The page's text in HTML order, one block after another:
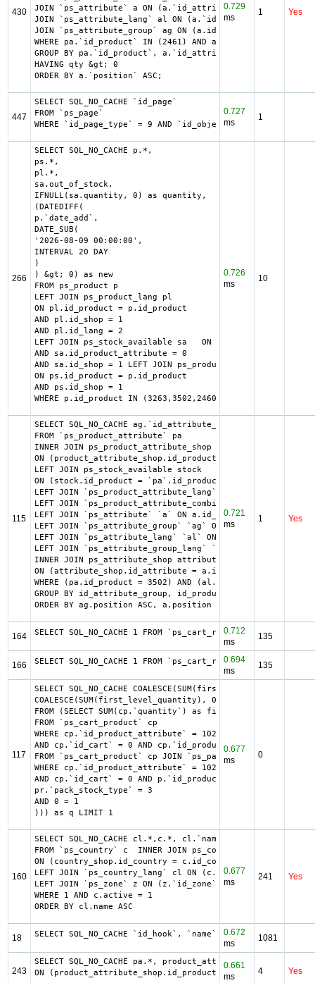
430
JOIN `ps_attribute` a ON (a.`id_attribute` =
JOIN `ps_attribute_lang` al ON (a.`id_attribute` =
JOIN `ps_attribute_group` ag ON (a.id_attribute_group =
WHERE pa.`id_product` IN (2461) AND ag.`is_color_group`
GROUP BY pa.`id_product`, a.`id_attribute`, `group_by`
HAVING qty &gt; 0
ORDER BY a.`position` ASC;
0.729
ms
1 Yes
447
SELECT SQL_NO_CACHE `id_page`
FROM `ps_page`
WHERE `id_page_type` = 9 AND `id_object` = 3502 LIMIT 1
0.727
ms
1
266
SELECT SQL_NO_CACHE p.*,
ps.*,
pl.*,
sa.out_of_stock,
IFNULL(sa.quantity, 0) as quantity,
(DATEDIFF(
p.`date_add`,
DATE_SUB(
'2026-08-09 00:00:00',
INTERVAL 20 DAY
)
) &gt; 0) as new
FROM ps_product p
LEFT JOIN ps_product_lang pl
ON pl.id_product = p.id_product
AND pl.id_shop = 1
AND pl.id_lang = 2
LEFT JOIN ps_stock_available sa   ON sa.id_product =
AND sa.id_product_attribute = 0
AND sa.id_shop = 1 LEFT JOIN ps_product_shop ps
ON ps.id_product = p.id_product
AND ps.id_shop = 1
WHERE p.id_product IN
0.726
ms
10
115
SELECT SQL_NO_CACHE ag.`id_attribute_group`,
FROM `ps_product_attribute` pa
INNER JOIN ps_product_attribute_shop
ON (product_attribute_shop.id_product_attribute =
LEFT JOIN ps_stock_available stock
ON (stock.id_product = `pa`.id_product AND
LEFT JOIN `ps_product_attribute_lang` `pal` ON
LEFT JOIN `ps_product_attribute_combination` `pac` ON
LEFT JOIN `ps_attribute` `a` ON a.id_attribute =
LEFT JOIN `ps_attribute_group` `ag` ON
LEFT JOIN `ps_attribute_lang` `al` ON a.id_attribute =
LEFT JOIN `ps_attribute_group_lang` `agl` ON
INNER JOIN ps_attribute_shop attribute_shop
ON (attribute_shop.id_attribute = a.id_attribute AND
WHERE (pa.id_product = 3502) AND (al.id_lang = 2)
GROUP BY id_attribute_group, id_product_attribute
ORDER BY ag.position ASC, a.position ASC, agl.name ASC
0.721
ms
1 Yes
164 SELECT SQL_NO_CACHE 1 FROM `ps_cart_rule`
0.712
ms
135
166 SELECT SQL_NO_CACHE 1 FROM `ps_cart_rule`
0.694
ms
135
117
SELECT SQL_NO_CACHE
COALESCE(SUM(first_level_quantity), 0) as quantity
FROM (SELECT SUM(cp.`quantity`) as
FROM `ps_cart_product` cp
WHERE cp.`id_product_attribute` = 10284
AND cp.`id_cart` = 0 AND cp.`id_product` = 3502
FROM `ps_cart_product` cp JOIN `ps_pack` p ON
WHERE cp.`id_product_attribute` = 10284
AND cp.`id_cart` = 0 AND p.`id_product_item` = 3502
pr.`pack_stock_type` = 3
AND 0 = 1
))) as q LIMIT 1
0.677
ms
0
160
SELECT SQL_NO_CACHE cl.*,c.*, cl.`name` country,
FROM `ps_country` c  INNER JOIN ps_country_shop
ON (country_shop.id_country = c.id_country AND
LEFT JOIN `ps_country_lang` cl ON (c.`id_country` =
LEFT JOIN `ps_zone` z ON (z.`id_zone` = c.`id_zone`)
WHERE 1 AND c.active = 1
ORDER BY cl.name ASC
0.677
ms
241 Yes
18 SELECT SQL_NO_CACHE `id_hook`, `name` FROM `ps_hook`
0.672
ms
1081
243
SELECT SQL_NO_CACHE pa.*,
ON (product_attribute_shop.id_product_attribute =
0.661
ms
4 Yes